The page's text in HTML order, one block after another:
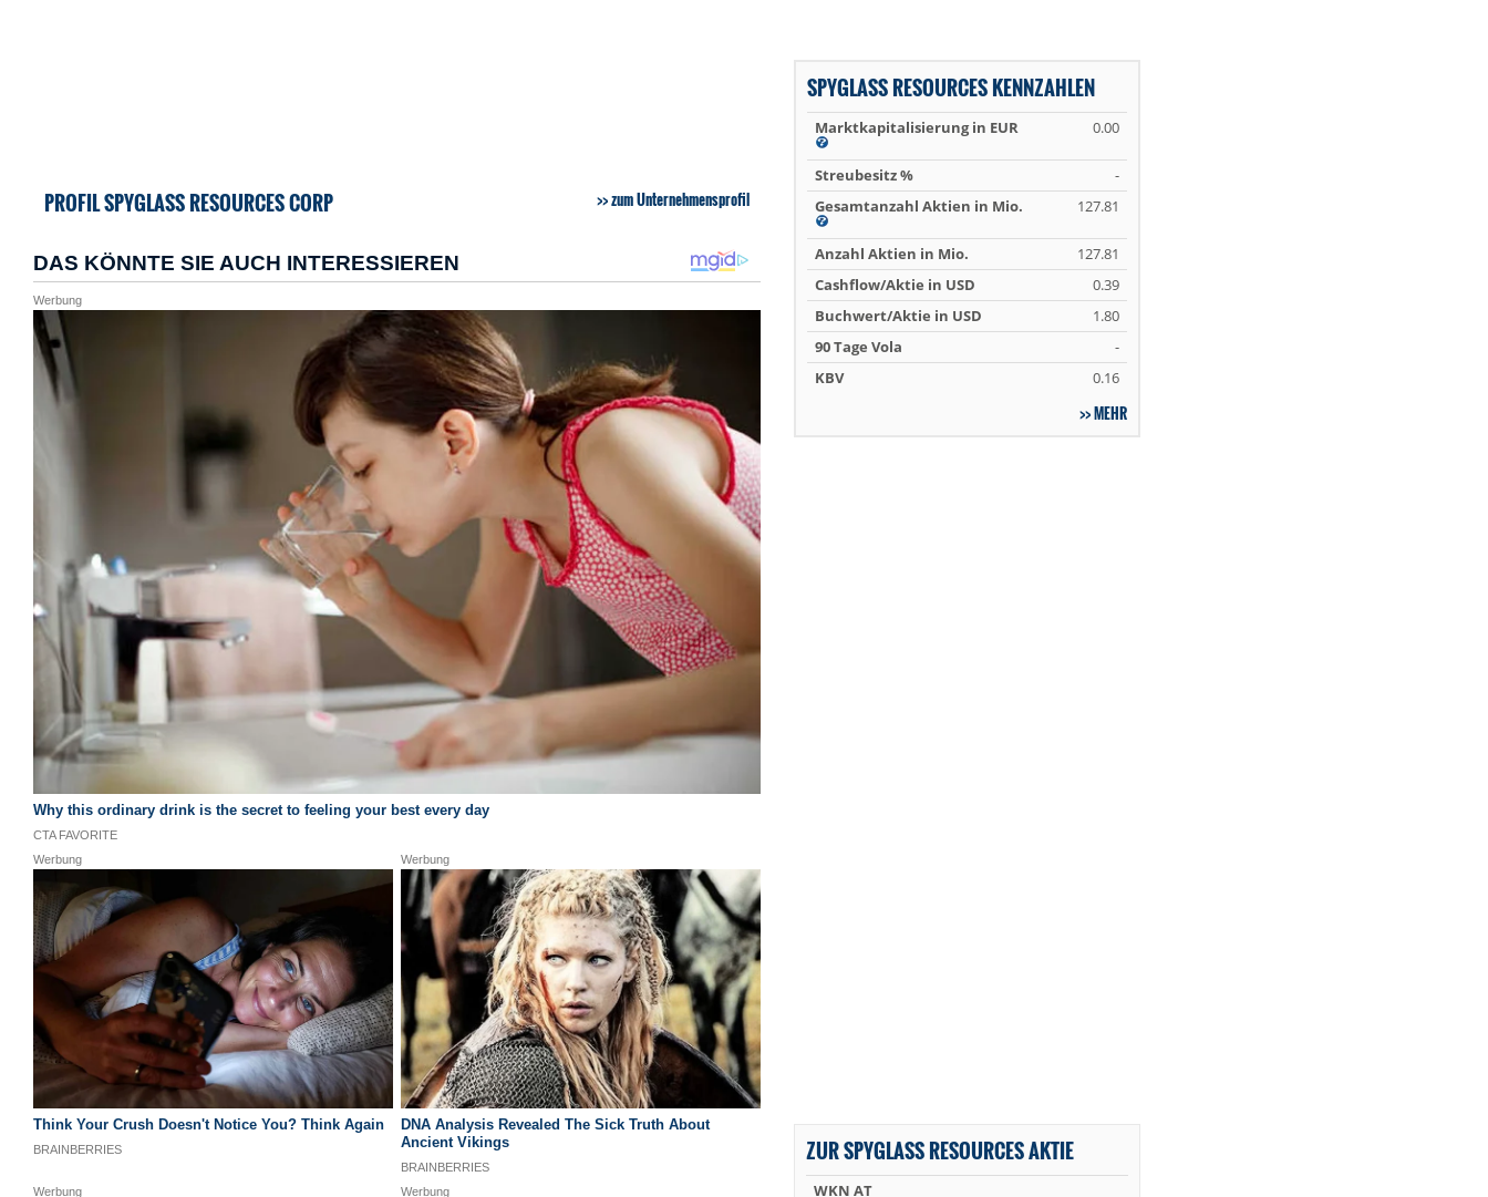
PROFIL SPYGLASS RESOURCES CORP zum Unternehmensprofil
SPYGLASS RESOURCES KENNZAHLEN
Marktkapitalisierung in EUR 0.00
Streubesitz %
-
Gesamtanzahl Aktien in Mio.
127.81
Anzahl Aktien in Mio.
127.81
Cashflow/Aktie in USD
0.39
Buchwert/Aktie in USD
1.80
90 Tage Vola
-
KBV
0.16
MEHR
ZUR SPYGLASS RESOURCES AKTIE
WKN AT